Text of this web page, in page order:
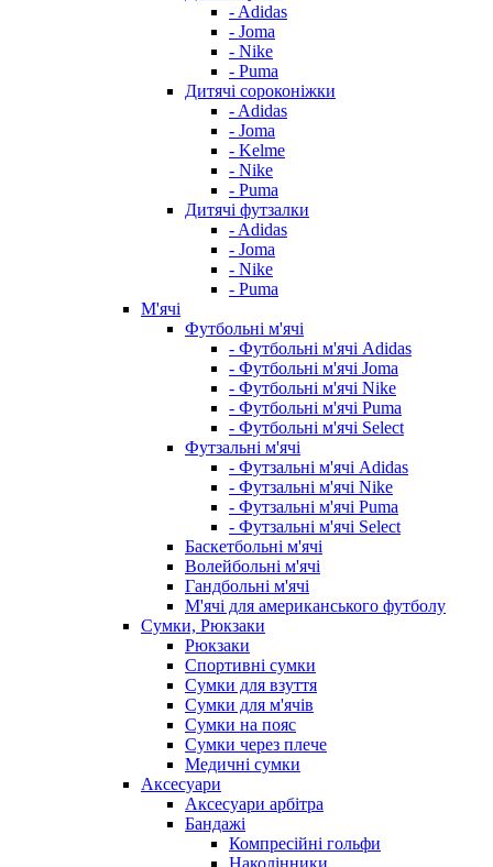
- Adidas
- Joma
- Nike
- Puma
Дитячі сороконіжки
- Adidas
- Joma
- Kelme
- Nike
- Puma
Дитячі футзалки
- Adidas
- Joma
- Nike
- Puma
М'ячі
Футбольні м'ячі
- Футбольні м'ячі Adidas
- Футбольні м'ячі Joma
- Футбольні м'ячі Nike
- Футбольні м'ячі Puma
- Футбольні м'ячі Select
Футзальні м'ячі
- Футзальні м'ячі Adidas
- Футзальні м'ячі Nike
- Футзальні м'ячі Puma
- Футзальні м'ячі Select
Баскетбольні м'ячі
Волейбольні м'ячі
Гандбольні м'ячі
М'ячі для американського футболу
Сумки, Рюкзаки
Рюкзаки
Спортивні сумки
Сумки для взуття
Сумки для м'ячів
Сумки на пояс
Сумки через плече
Медичні сумки
Аксесуари
Аксесуари арбітра
Бандажі
Компресійні гольфи
Наколінники